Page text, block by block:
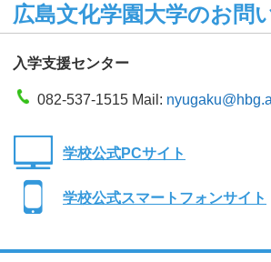
広島文化学園大学のお問
入学支援センター
082-537-1515 Mail:
学校公式PCサイト
学校公式スマートフォンサイト